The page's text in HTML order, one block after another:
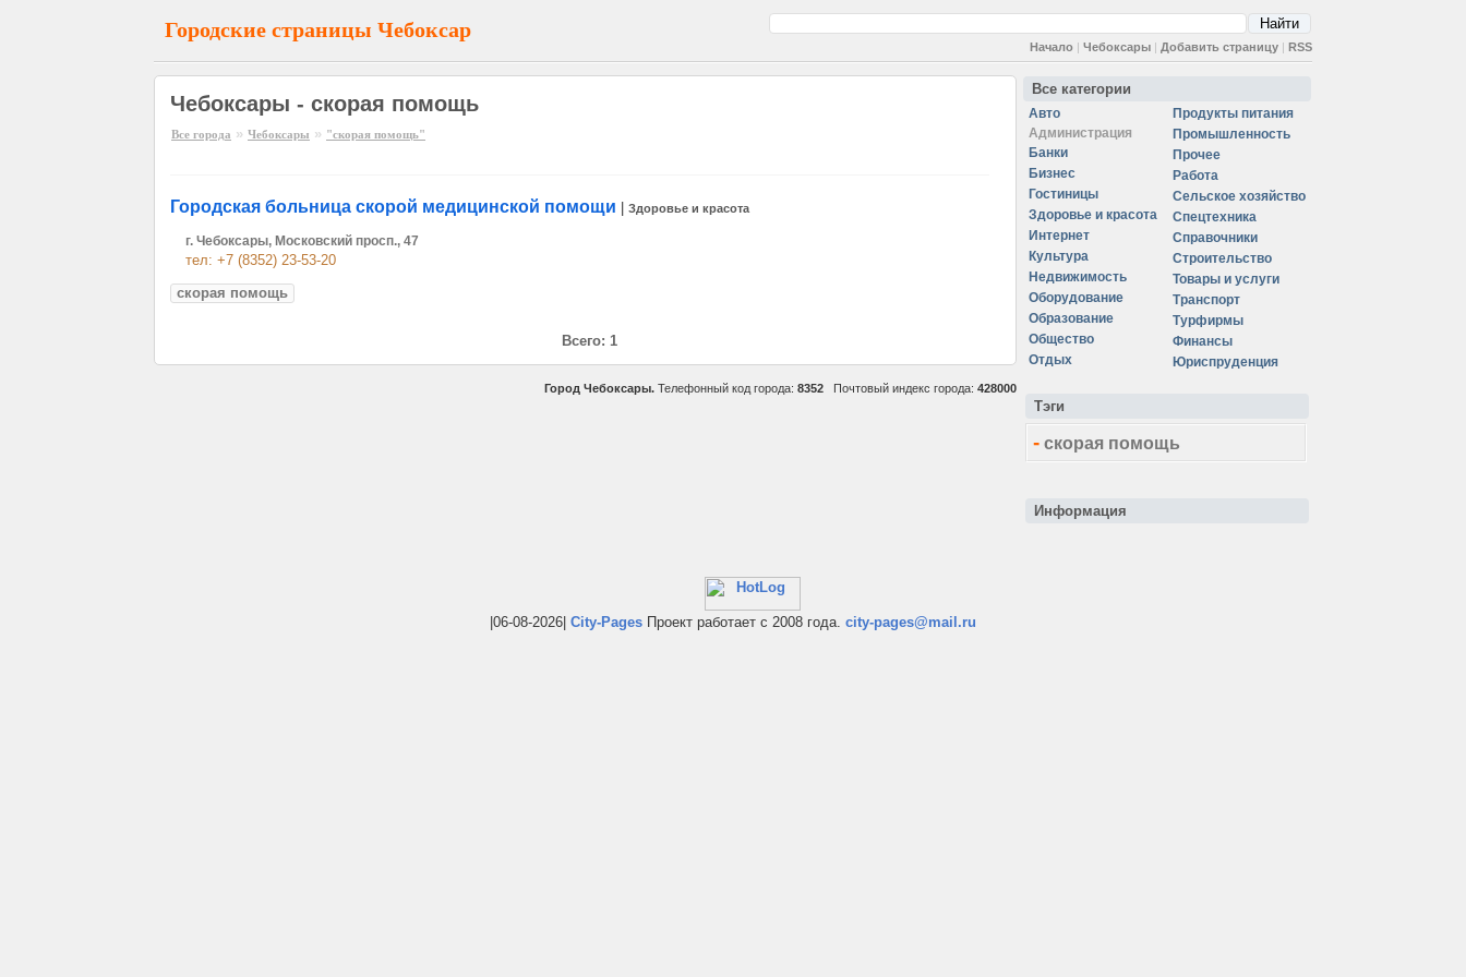
Городские страницы Чебоксар
Начало | Чебоксары | Добавить страницу | RSS
Чебоксары - скорая помощь
Все города » Чебоксары » "скорая помощь"
Городская больница скорой медицинской помощи Здоровье и красота
г. Чебоксары, Московский просп., 47
тел: +7 (8352) 23-53-20
скорая помощь
Всего: 1
Город Чебоксары. Телефонный код города: 8352 Почтовый индекс города: 428000
Все категории
Авто
Администрация
Банки
Бизнес
Гостиницы
Здоровье и красота
Интернет
Культура
Недвижимость
Оборудование
Образование
Общество
Отдых
Продукты питания
Промышленность
Прочее
Работа
Сельское хозяйство
Спецтехника
Справочники
Строительство
Товары и услуги
Транспорт
Турфирмы
Финансы
Юриспруденция
Тэги
- скорая помощь
Информация
|06-08-2026| City-Pages Проект работает с 2008 года. city-pages@mail.ru